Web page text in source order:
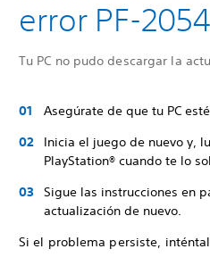
error PF-
Tu PC no pudo descargar la
Asegúrate de que tu PC
Inicia el juego de nuevo y,
PlayStation® cuando te lo
Sigue las instrucciones en
actualización de nuevo.
Si el problema persiste,